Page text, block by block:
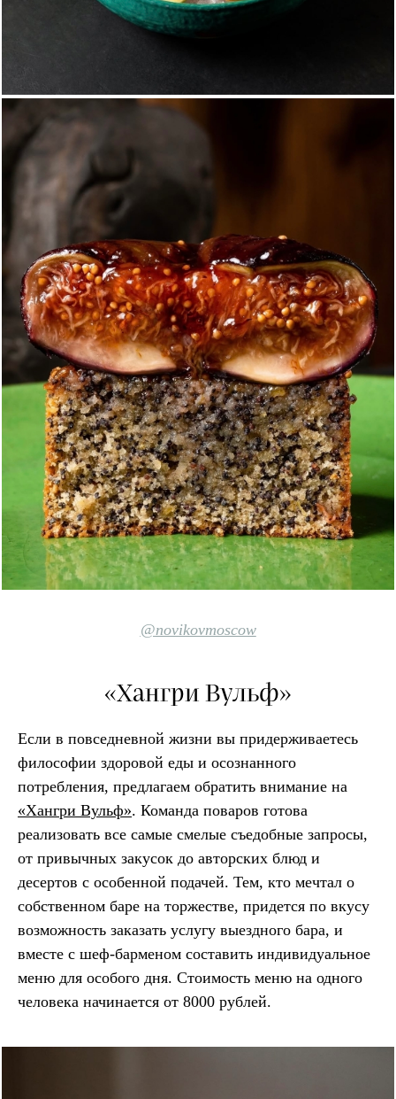
@novikovmoscow
«Хангри Вульф»
Если в повседневной жизни вы придерживаетесь
философии здоровой еды и осознанного
потребления, предлагаем обратить внимание на
«Хангри Вульф». Команда поваров готова
реализовать все самые смелые съедобные запросы,
от привычных закусок до авторских блюд и
десертов с особенной подачей. Тем, кто мечтал о
собственном баре на торжестве, придется по вкусу
возможность заказать услугу выездного бара, и
вместе с шеф-барменом составить индивидуальное
меню для особого дня. Стоимость меню на одного
человека начинается от 8000 рублей.